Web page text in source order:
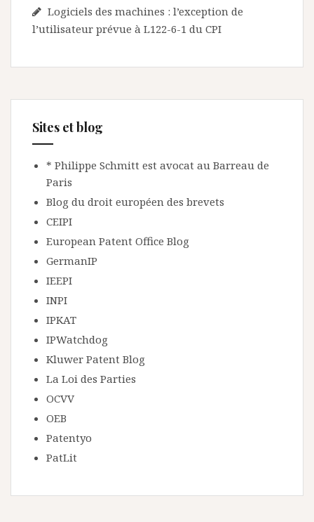
Logiciels des machines : l’exception de
l’utilisateur prévue à L122-6-1 du CPI
Sites et blog
* Philippe Schmitt est avocat au Barreau de
Paris
Blog du droit européen des brevets
CEIPI
European Patent Office Blog
GermanIP
IEEPI
INPI
IPKAT
IPWatchdog
Kluwer Patent Blog
La Loi des Parties
OCVV
OEB
Patentyo
PatLit